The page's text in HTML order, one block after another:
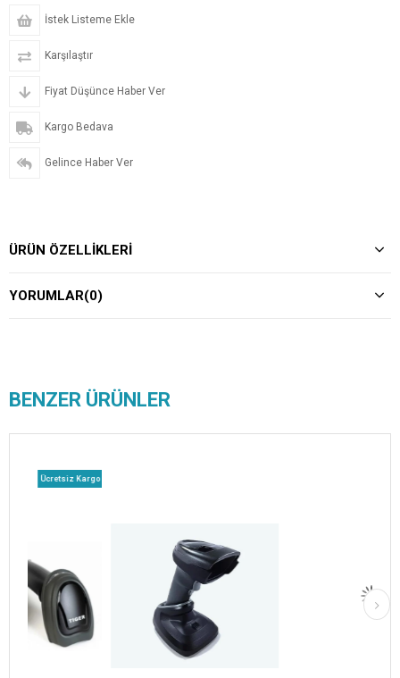
İstek Listeme Ekle
Karşılaştır
Fiyat Düşünce Haber Ver
Kargo Bedava
Gelince Haber Ver
ÜRÜN ÖZELLIKLERI
YORUMLAR(0)
BENZER ÜRÜNLER
Ücretsiz Kargo